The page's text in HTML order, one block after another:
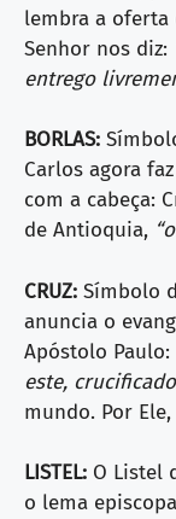
lembra a
Senhor nos diz:
entrego
BORLAS:
Carlos agora
com a cabeça:
de Antioquia,
CRUZ: Símbolo
anuncia o
Apóstolo Paulo:
este,
mundo. Por
LISTEL: O Listel
o lema